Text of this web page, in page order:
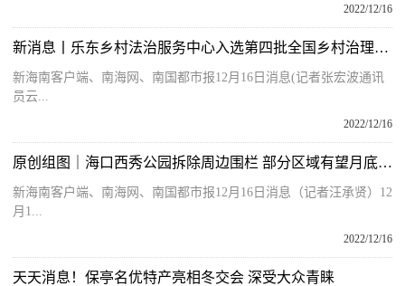
2022/12/16
新消息丨乐东乡村法治服务中心入选第四批全国乡村治理典型案例
新海南客户端、南海网、南国都市报12月16日消息(记者张宏波通讯
员云...
2022/12/16
原创组图｜海口西秀公园拆除周边围栏 部分区域有望月底对外开放
新海南客户端、南海网、南国都市报12月16日消息（记者汪承贤）12
月1...
2022/12/16
天天消息！保亭名优特产亮相冬交会 深受大众青睐